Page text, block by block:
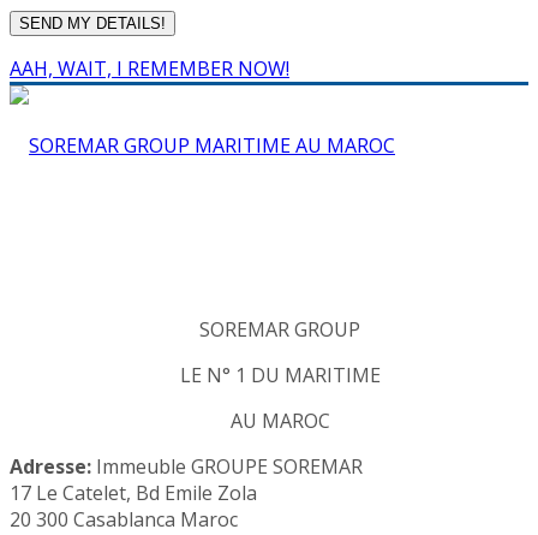
AAH, WAIT, I REMEMBER NOW!
SOREMAR GROUP
LE N° 1 DU MARITIME
AU MAROC
Adresse: Immeuble GROUPE SOREMAR
17 Le Catelet, Bd Emile Zola
20 300 Casablanca Maroc